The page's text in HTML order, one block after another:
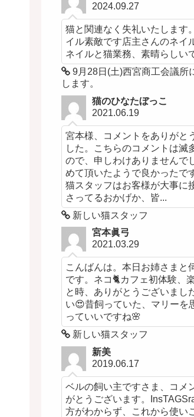
2024.09.27
猫と関連なく失礼いたします
イル素敵です店主さんのネイ
ネイルと猫業務、素晴らしい
9月28日(土)西宮商工会議所
します。
猫のひなたぼっこ
2021.06.19
宮本様、コメントをありがと
した。こちらのコメントは滅
ので、申しわけありませんで
めて頂いたようで良かったで
猫スタッフはお客様が大事に
さってるおかげか、皆...
新しい猫スタッフ
宮本眞弓
2021.03.29
こんばんは。本日お姉さまと
です。ネコ🐈カフェ初体験、
と時、ありがとうございまし
い😍昔飼っていた、マリーを
っていいですね🌸
新しい猫スタッフ
新美
2019.06.17
ベルの飼い主ですさま、コメ
がとうございます。
方がわからず、これから使い